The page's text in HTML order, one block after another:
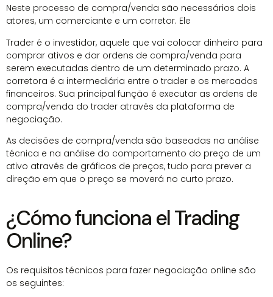
Neste processo de compra/venda são necessários dois
atores, um comerciante e um corretor. Ele
Trader é o investidor, aquele que vai colocar dinheiro para
comprar ativos e dar ordens de compra/venda para
serem executadas dentro de um determinado prazo. A
corretora é a intermediária entre o trader e os mercados
financeiros. Sua principal função é executar as ordens de
compra/venda do trader através da plataforma de
negociação.
As decisões de compra/venda são baseadas na análise
técnica e na análise do comportamento do preço de um
ativo através de gráficos de preços, tudo para prever a
direção em que o preço se moverá no curto prazo.
¿Cómo funciona el Trading
Online?
Os requisitos técnicos para fazer negociação online são
os seguintes: